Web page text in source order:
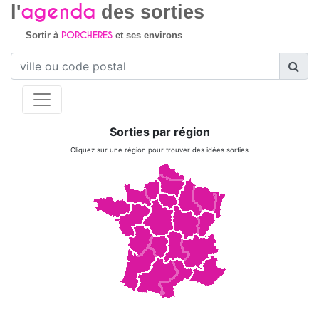
l'agenda des sorties
Sortir à PORCHERESet ses environs
Sorties par région
Cliquez sur une région pour trouver des idées sorties